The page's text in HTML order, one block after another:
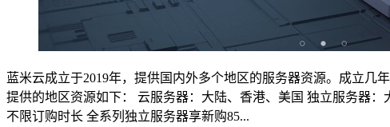
蓝米云成立于2019年，提供国内外多个地区的服务器资源。成立
提供的地区资源如下： 云服务器：大陆、香港、美国 独立服务器
不限订购时长 全系列独立服务器享新购85...